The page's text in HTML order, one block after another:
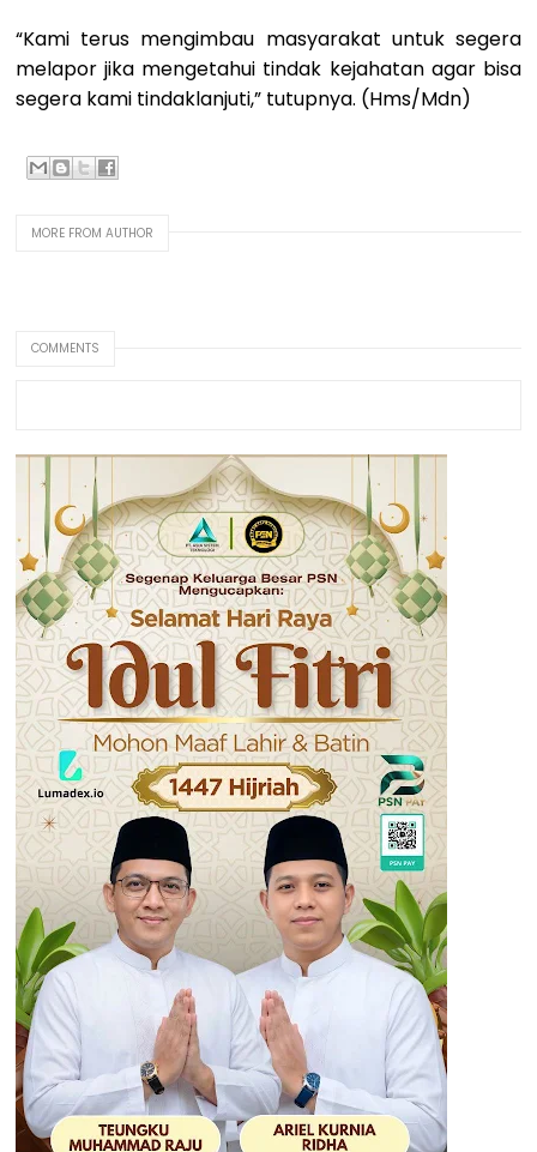
“Kami terus mengimbau masyarakat untuk segera
melapor jika mengetahui tindak kejahatan agar bisa
segera kami tindaklanjuti,” tutupnya. (Hms/Mdn)
MORE FROM AUTHOR
COMMENTS